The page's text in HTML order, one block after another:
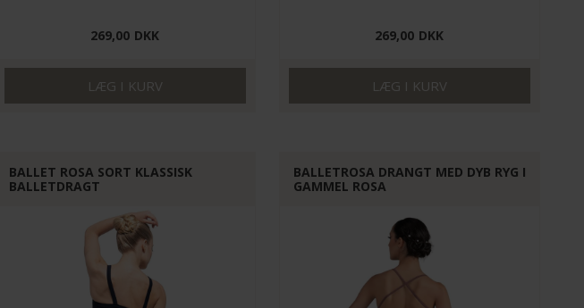
269,00 DKK 269,00 DKK
BALLET ROSA SORT KLASSISK
BALLETDRAGT
BALLETROSA DRANGT MED DYB RYG I
GAMMEL ROSA